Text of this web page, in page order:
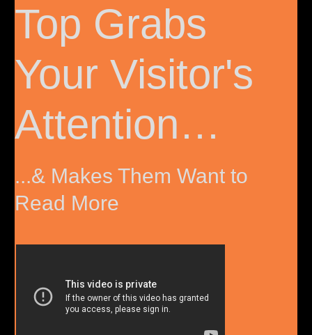
Top Grabs
Your Visitor's
Attention…
...& Makes Them Want to
Read More